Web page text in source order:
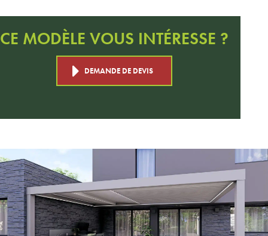
CE MODÈLE VOUS INTÉRESSE ?
DEMANDE DE DEVIS